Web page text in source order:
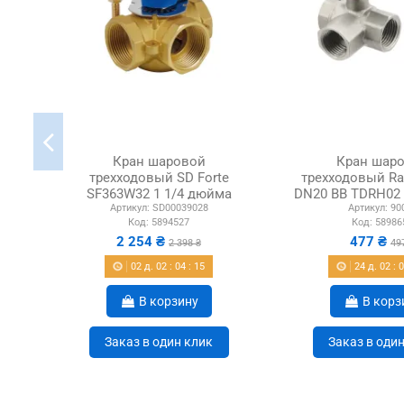
Кран шаровой
трехходовый SD Forte
SF363W32 1 1/4 дюйма
Артикул: SD00039028
Код: 5894527
2 254 ₴ 2 398 ₴
02 д. 02 :04 : 14
В корзину
Заказ в один клик
Кран
трехходовый
DN20 ВВ
Артикул:
Код:
477 ₴
24 д. 02 :
В
Заказ в